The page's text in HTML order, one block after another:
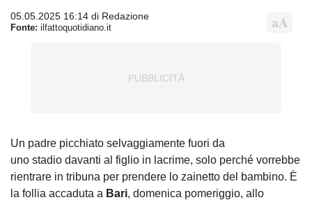
05.05.2025 16:14 di Redazione
Fonte: ilfattoquotidiano.it
Un padre picchiato selvaggiamente fuori da
uno stadio davanti al figlio in lacrime, solo perché vorrebbe
rientrare in tribuna per prendere lo zainetto del bambino. È
la follia accaduta a Bari, domenica pomeriggio, allo